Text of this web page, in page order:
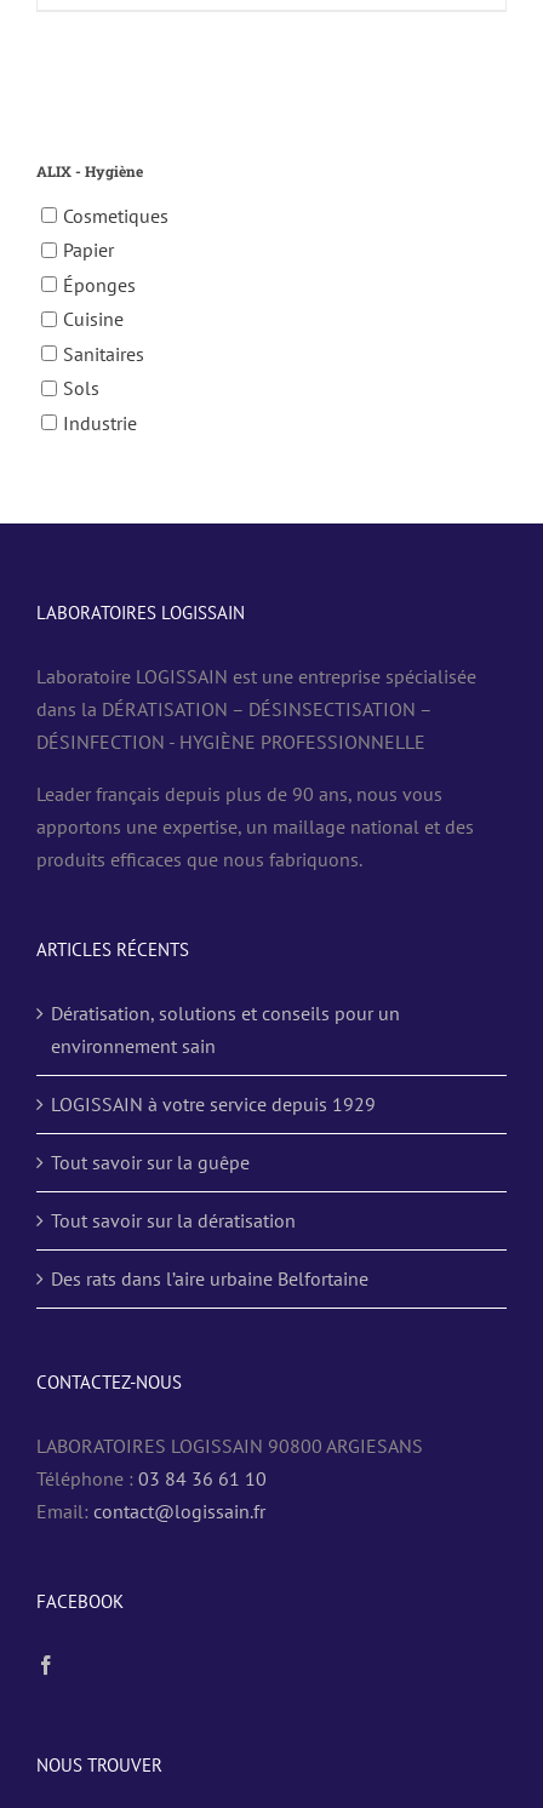
ALIX - Hygiène
Cosmetiques
Papier
Éponges
Cuisine
Sanitaires
Sols
Industrie
LABORATOIRES LOGISSAIN
Laboratoire LOGISSAIN est une entreprise spécialisée
dans la DÉRATISATION – DÉSINSECTISATION –
DÉSINFECTION - HYGIÈNE PROFESSIONNELLE
Leader français depuis plus de 90 ans, nous vous
apportons une expertise, un maillage national et des
produits efficaces que nous fabriquons.
ARTICLES RÉCENTS
Dératisation, solutions et conseils pour un
environnement sain
LOGISSAIN à votre service depuis 1929
Tout savoir sur la guêpe
Tout savoir sur la dératisation
Des rats dans l’aire urbaine Belfortaine
CONTACTEZ-NOUS
LABORATOIRES LOGISSAIN 90800 ARGIESANS
Téléphone : 03 84 36 61 10
Email: contact@logissain.fr
FACEBOOK
NOUS TROUVER